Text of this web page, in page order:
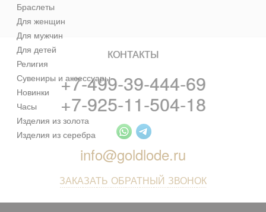
Браслеты
Для женщин
Для мужчин
Для детей
Религия
Сувениры и аксессуары
Новинки
Часы
Изделия из золота
Изделия из серебра
КОНТАКТЫ
+7-499-39-444-69
+7-925-11-504-18
info@goldlode.ru
ЗАКАЗАТЬ ОБРАТНЫЙ ЗВОНОК